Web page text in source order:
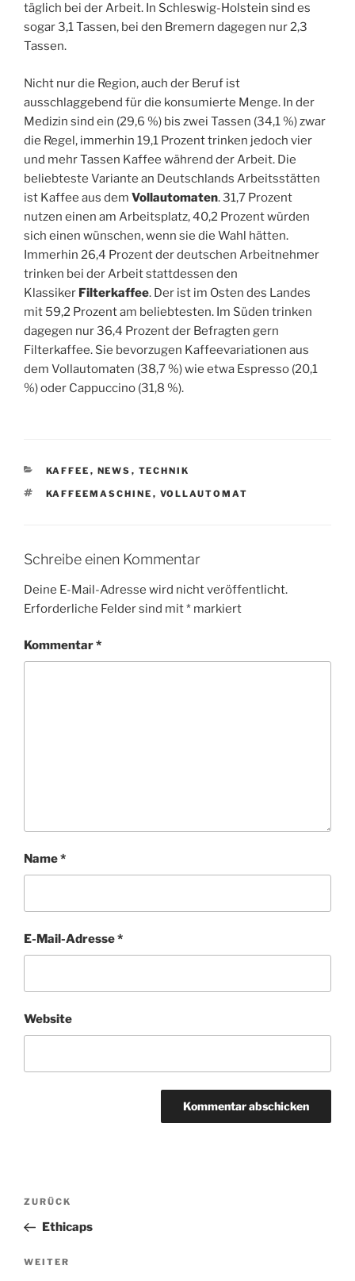
täglich bei der Arbeit. In Schleswig-Holstein sind es
sogar 3,1 Tassen, bei den Bremern dagegen nur 2,3
Tassen.
Nicht nur die Region, auch der Beruf ist
ausschlaggebend für die konsumierte Menge. In der
Medizin sind ein (29,6 %) bis zwei Tassen (34,1 %) zwar
die Regel, immerhin 19,1 Prozent trinken jedoch vier
und mehr Tassen Kaffee während der Arbeit. Die
beliebteste Variante an Deutschlands Arbeitsstätten
ist Kaffee aus dem Vollautomaten. 31,7 Prozent
nutzen einen am Arbeitsplatz, 40,2 Prozent würden
sich einen wünschen, wenn sie die Wahl hätten.
Immerhin 26,4 Prozent der deutschen Arbeitnehmer
trinken bei der Arbeit stattdessen den
Klassiker Filterkaffee. Der ist im Osten des Landes
mit 59,2 Prozent am beliebtesten. Im Süden trinken
dagegen nur 36,4 Prozent der Befragten gern
Filterkaffee. Sie bevorzugen Kaffeevariationen aus
dem Vollautomaten (38,7 %) wie etwa Espresso (20,1
%) oder Cappuccino (31,8 %).
KATEGORIEN
KAFFEE , NEWS , TECHNIK
SCHLAGWÖRTER
KAFFEEMASCHINE , VOLLAUTOMAT
Schreibe einen Kommentar
Deine E-Mail-Adresse wird nicht veröffentlicht.
Erforderliche Felder sind mit* markiert
Kommentar*
Name*
E-Mail-Adresse*
Website
e
r
a
Beitragsnavigation
Vorheriger
Beitrag
ZURÜCK
Ethicaps
Nächster
WEITER